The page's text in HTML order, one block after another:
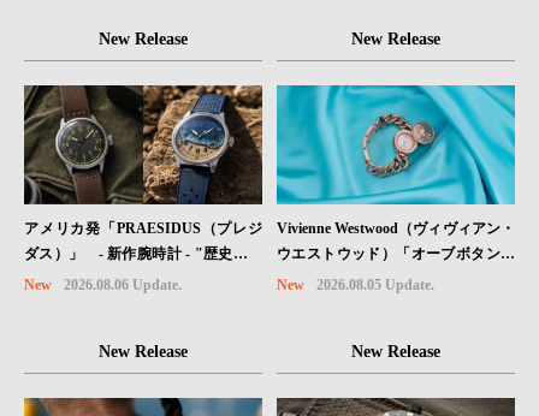
New Release
アメリカ発「PRAESIDUS（プレジ
ダス）」 - 新作腕時計 - "歴史を身
に着ける“ -戦場を駆け抜けたWillys
込めた「A-11」コレクション2種類
が発売。
New 2026.08.06 Update.
New Release
Vivienne Westwood（ヴィヴィアン・
ウエストウッド）「オーブボタン」
コレクションに、⽇本限定カラーの
New 2026.08.05 Update.
New Release New Release